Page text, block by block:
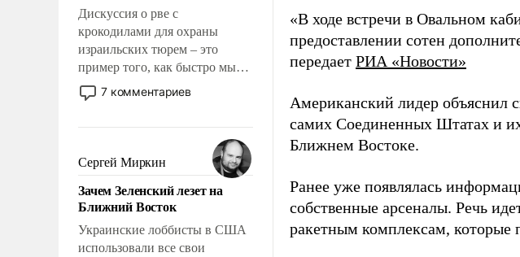
Дискуссия о рве с
крокодилами для охраны
израильских тюрем – это
пример того, как быстро мы
двигаемся по пути
революционных изменений.
псевдонаучной фантастики,
стало всерьез обсуждаемой
идеей.
7 комментариев
Сергей Миркин
Зачем Зеленский лезет на
Ближний Восток
Украинские лоббисты в США
использовали все свои
«В ходе встречи в Овальном
предоставлении сотен
передает РИА «Новости»
Американский лидер объяснил
самих Соединенных Штатах и
Ближнем Востоке.
Ранее уже появлялась
собственные арсеналы. Речь
ракетным комплексам, которые